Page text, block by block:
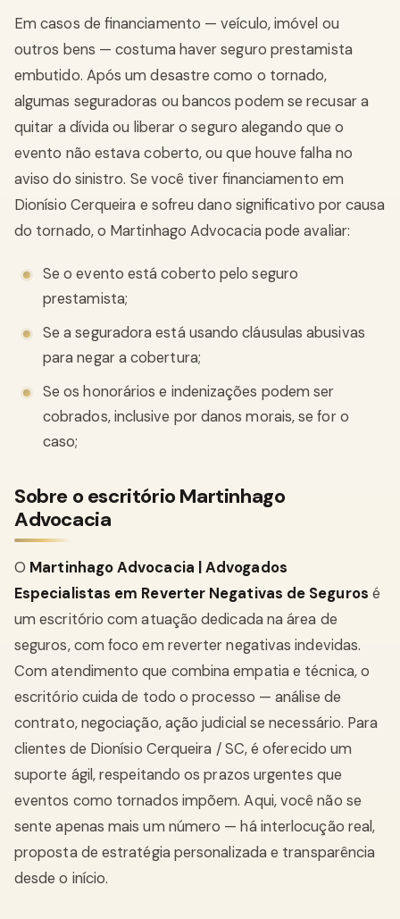
Em casos de financiamento — veículo, imóvel ou
outros bens — costuma haver seguro prestamista
embutido. Após um desastre como o tornado,
algumas seguradoras ou bancos podem se recusar a
quitar a dívida ou liberar o seguro alegando que o
evento não estava coberto, ou que houve falha no
aviso do sinistro. Se você tiver financiamento em
Dionísio Cerqueira e sofreu dano significativo por causa
do tornado, o Martinhago Advocacia pode avaliar:
Se o evento está coberto pelo seguro
prestamista;
Se a seguradora está usando cláusulas abusivas
para negar a cobertura;
Se os honorários e indenizações podem ser
cobrados, inclusive por danos morais, se for o
caso;
Sobre o escritório Martinhago
Advocacia
O Martinhago Advocacia | Advogados
Especialistas em Reverter Negativas de Seguros é
um escritório com atuação dedicada na área de
seguros, com foco em reverter negativas indevidas.
Com atendimento que combina empatia e técnica, o
escritório cuida de todo o processo — análise de
contrato, negociação, ação judicial se necessário. Para
clientes de Dionísio Cerqueira / SC, é oferecido um
suporte ágil, respeitando os prazos urgentes que
eventos como tornados impõem. Aqui, você não se
sente apenas mais um número — há interlocução real,
proposta de estratégia personalizada e transparência
desde o início.